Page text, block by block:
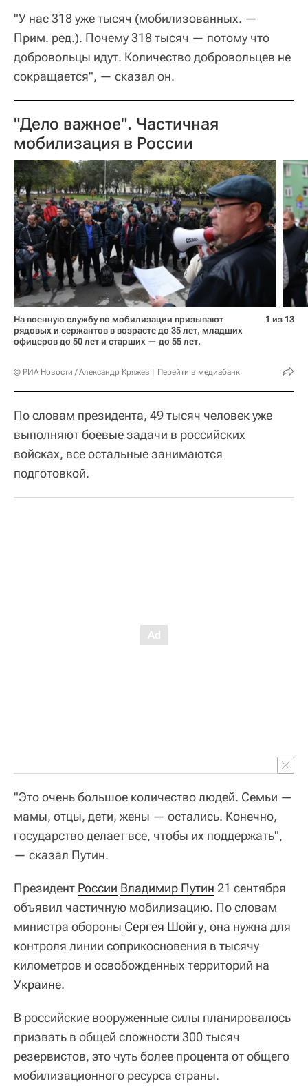
"У нас 318 уже тысяч (мобилизованных. —
Прим. ред.). Почему 318 тысяч — потому что
добровольцы идут. Количество добровольцев не
сокращается", — сказал он.
"Дело важное". Частичная
мобилизация в России
На военную службу по мобилизации призывают
рядовых и сержантов в возрасте до 35 лет, младших
офицеров до 50 лет и старших — до 55 лет.
© РИА Новости / Александр Кряжев Перейти в медиабанк
1 из 13
По словам президента, 49 тысяч человек уже
выполняют боевые задачи в российских
войсках, все остальные занимаются
подготовкой.
"Это очень большое количество людей. Семьи —
мамы, отцы, дети, жены — остались. Конечно,
государство делает все, чтобы их поддержать",
— сказал Путин.
Президент России Владимир Путин 21 сентября
объявил частичную мобилизацию. По словам
министра обороны Сергея Шойгу, она нужна для
контроля линии соприкосновения в тысячу
километров и освобожденных территорий на
Украине.
В российские вооруженные силы планировалось
призвать в общей сложности 300 тысяч
резервистов, это чуть более процента от общего
мобилизационного ресурса страны.